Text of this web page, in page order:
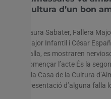
Cultura d’un bon
Laura Sabater, Fallera
Major Infantil i César
Falla, es mostraren
començar l’acte És la
a la Casa de la Cultura
presentació d’alguna